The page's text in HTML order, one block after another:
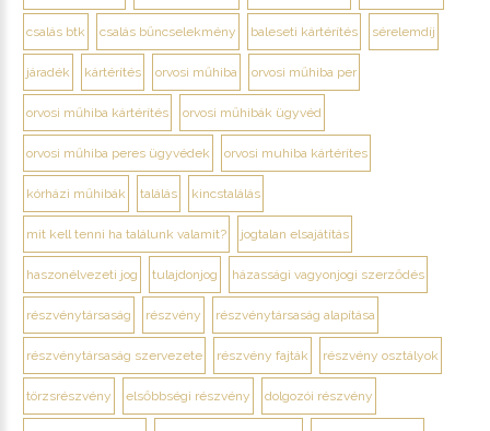
csalás btk csalás bűncselekmény baleseti kártérítés sérelemdíj
járadék kártérítés orvosi műhiba orvosi műhiba per
orvosi műhiba kártérítés orvosi műhibák ügyvéd
orvosi műhiba peres ügyvédek orvosi muhiba kártérítes
kórházi műhibák találás kincstalálás
mit kell tenni ha találunk valamit? jogtalan elsajátítás
haszonélvezeti jog tulajdonjog házassági vagyonjogi szerződés
részvénytársaság részvény részvénytársaság alapítása
részvénytársaság szervezete részvény fajták részvény osztályok
törzsrészvény elsőbbségi részvény dolgozói részvény